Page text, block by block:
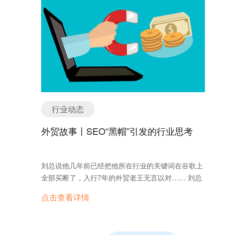
创建用户角色的意义何在呢？ 为什么要创建用户角
色？ 1.专注资源 人物角色的第一信条是“不可能建立
一个适合所有人的网站”。成功的商业模式通常只针
对特定的群体。一个团队再怎么强势，资源终究是有
限的，要保证好钢用在刀刃上； 2.引起共鸣 感同身
受，是产品设计的秘诀之一； 3.促成意见统一 帮助
团队内部确立适当地期望值和目标，一起去创造一个
精确的共享版本。人物角色帮助大家心往一处想，力
往一处使，用理解代替无意义的PK； 4.创造效率 让
从开始就是正确的，因为没有什么比无需求的产品更
为和观点用户目标或产品使用行为描述等。一个产品
通常会设计3～6个角色代表所有的用户群体，如果太
多了说明产品功能过于臃肿，需要简化了。 当你确定
了自己的用户角色，要如何保证广告能更精确地覆盖
都让Bowen深感疲惫和迷茫，以致在春节也心不能
安。他觉得，是时候跳出这种“受制于人”的困境了。
而我们，也在Bowen的讲述中再一次感叹：所谓平
台，其初心就是“唯我独尊”。平台永远不会希望客户
变强，因为那会让它自己失去在上下游绝对的统治
力。 今天我们也想借着Bowen的电话，用这篇文章
带大家一起回顾，平台这些年究竟在做什么样的事
情。 01/富人的游戏 只要对阿里国际站的产品稍有研
了把搜索结果首页的流量最大程度转化为收益，国际
站相继推出了令人眼花缭乱的广告产品，如问鼎、顶
展、P4P直通车、橱窗等，每一个产品下又不断细
咋舌，规则的不断推翻重构更是令人心累，永恒不变
的只有一点：花钱多的是上帝。 就像P4P，除了我们
生出了“货找人”的推荐广告形式。这意味着什么？我
行业动态
外贸故事丨SEO“黑帽”引发的行业思考
刘总说他几年前已经把他所在行业的关键词在谷歌上
全部买断了，入行7年的外贸老王无言以对…… 刘总
的很不错。外贸老王有幸在一饭局上和他相识。酒过
点击查看详情